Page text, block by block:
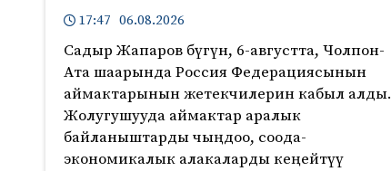
17:47 06.08.2026
Садыр Жапаров бүгүн, 6-августта, Чолпон-
Ата шаарында Россия Федерациясынын
аймактарынын жетекчилерин кабыл алды.
Жолугушууда аймактар аралык
байланыштарды чыңдоо, соода-
экономикалык алакаларды кеңейтүү